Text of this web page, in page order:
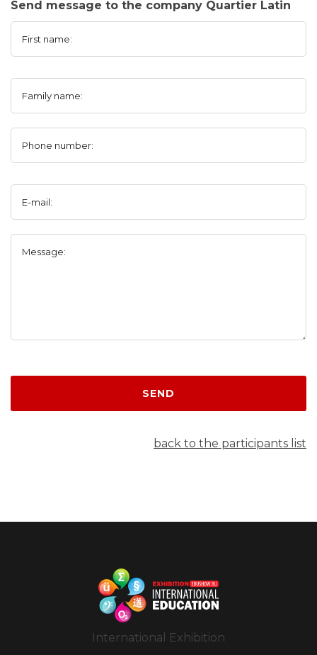
Send message to the company Quartier Latin
First name:
Family name:
Phone number:
E-mail:
Message:
SEND
back to the participants list
International Exhibition